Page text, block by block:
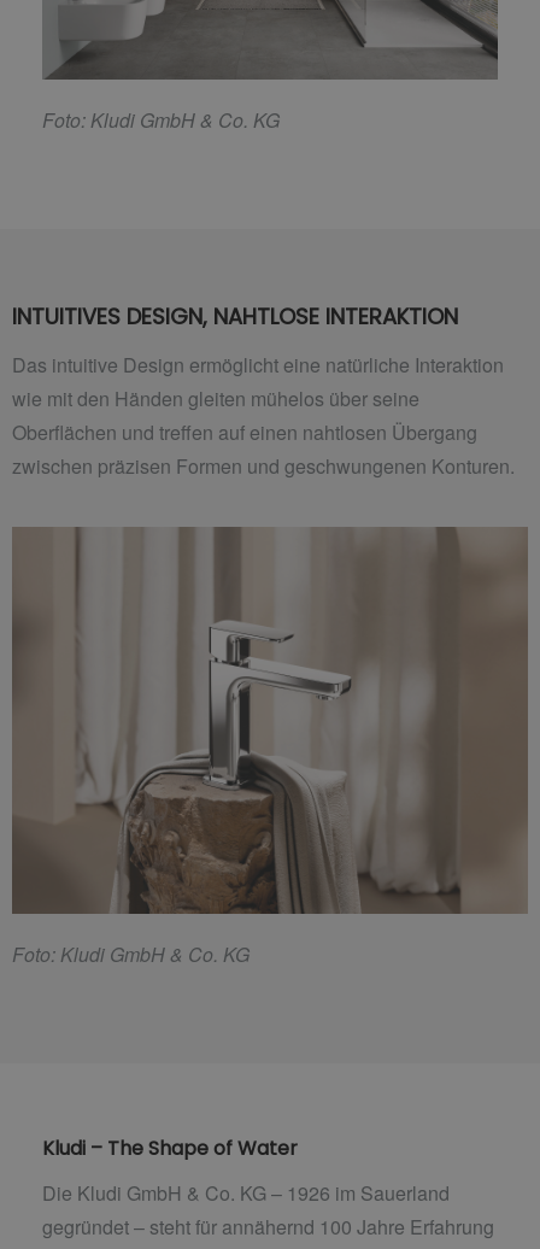
Foto: Kludi GmbH & Co. KG
INTUITIVES DESIGN, NAHTLOSE INTERAKTION
Das intuitive Design ermöglicht eine natürliche Interaktion
wie mit den Händen gleiten mühelos über seine
Oberflächen und treffen auf einen nahtlosen Übergang
zwischen präzisen Formen und geschwungenen Konturen.
Foto: Kludi GmbH & Co. KG
Kludi – The Shape of Water
Die Kludi GmbH & Co. KG – 1926 im Sauerland
gegründet – steht für annähernd 100 Jahre Erfahrung